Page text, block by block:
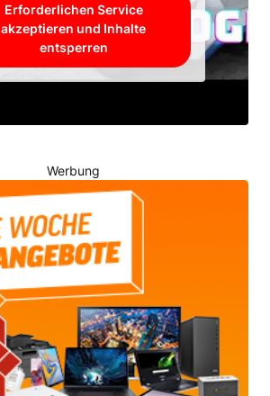
Erforderlichen Service
akzeptieren und Inhalte
entsperren
Werbung